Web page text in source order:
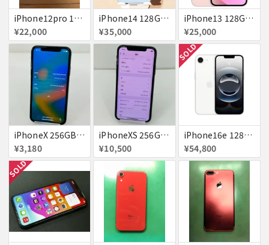
iPhone12pro 128GB ブルー 赤ロム
¥22,000
iPhone14 128GB Blue au 送料無料
¥35,000
iPhone13 128GB ピンク docomo 送料無料
¥25,000
iPhoneX 256GB 赤ロム au ジャンク スペースグレイ A1902 送料無料
¥3,180
iPhoneXS 256GB 赤ロム 超美品 SoftBank ジャンク スペースグレイ MTE02J/A 送料無料
¥10,500
SOLD
iPhone16e 128GB ホワイト 送料無料
¥54,800
SOLD